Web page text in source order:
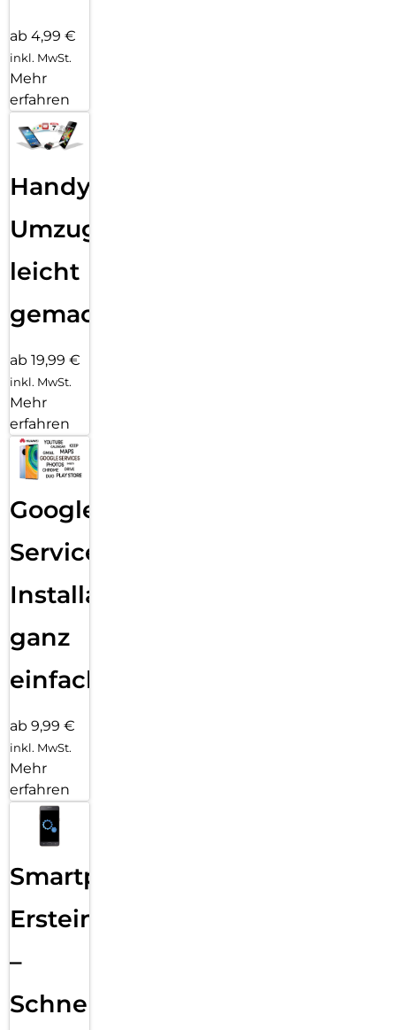
ab 4,99 €
inkl. MwSt.
Mehr
erfahren
Handy
Umzug
leicht
gemacht!
ab 19,99 €
inkl. MwSt.
Mehr
erfahren
Google
Services
Installation
ganz
einfach
ab 9,99 €
inkl. MwSt.
Mehr
erfahren
Smartphone
Ersteinrichtung
–
Schnelle